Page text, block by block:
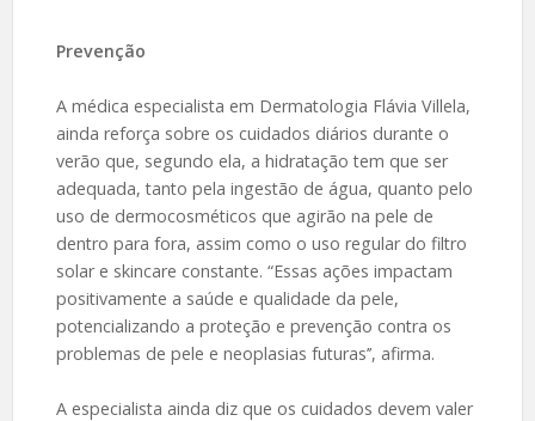
Prevenção
A médica especialista em Dermatologia Flávia Villela,
ainda reforça sobre os cuidados diários durante o
verão que, segundo ela, a hidratação tem que ser
adequada, tanto pela ingestão de água, quanto pelo
uso de dermocosméticos que agirão na pele de
dentro para fora, assim como o uso regular do filtro
solar e skincare constante. “Essas ações impactam
positivamente a saúde e qualidade da pele,
potencializando a proteção e prevenção contra os
problemas de pele e neoplasias futuras’’, afirma.
A especialista ainda diz que os cuidados devem valer